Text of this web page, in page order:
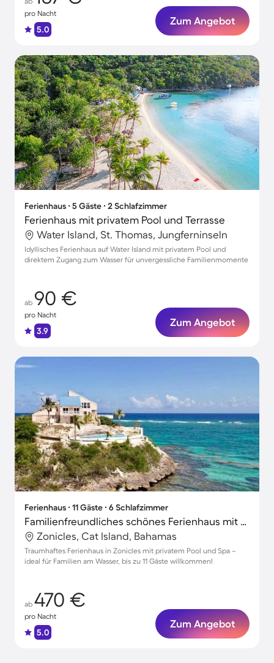
pro Nacht
5.0
Zum Angebot
Ferienhaus ∙ 5 Gäste ∙ 2 Schlafzimmer
Ferienhaus mit privatem Pool und Terrasse
Water Island, St. Thomas, Jungferninseln
Idyllisches Ferienhaus auf Water Island mit privatem Pool und
direktem Zugang zum Wasser für unvergessliche Familienmomente
ab 90 €
pro Nacht
3.9
Zum Angebot
Ferienhaus ∙ 11 Gäste ∙ 6 Schlafzimmer
Familienfreundliches schönes Ferienhaus mit privatem Pool, Terrasse und Grill | Naturblick
Zonicles, Cat Island, Bahamas
Traumhaftes Ferienhaus in Zonicles mit privatem Pool und Spa –
ideal für Familien am Wasser, bis zu 11 Gäste willkommen!
ab 470 €
pro Nacht
5.0
Zum Angebot